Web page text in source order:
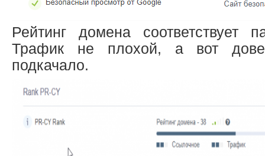
Рейтинг домена соответствует
Трафик не плохой, а вот
подкачало.